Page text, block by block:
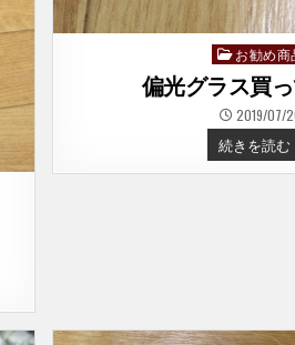
Posted
in
お勧め商
偏光グラス買っ
2019/07/
続きを読む